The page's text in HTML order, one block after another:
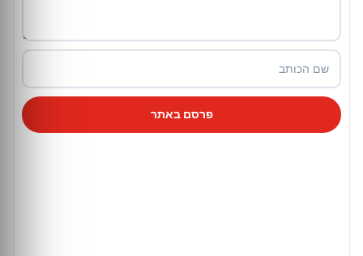
פרסם באתר